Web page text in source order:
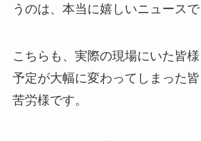
うのは、本当に嬉しいニュースで
こちらも、実際の現場にいた皆
予定が大幅に変わってしまった
苦労様です。